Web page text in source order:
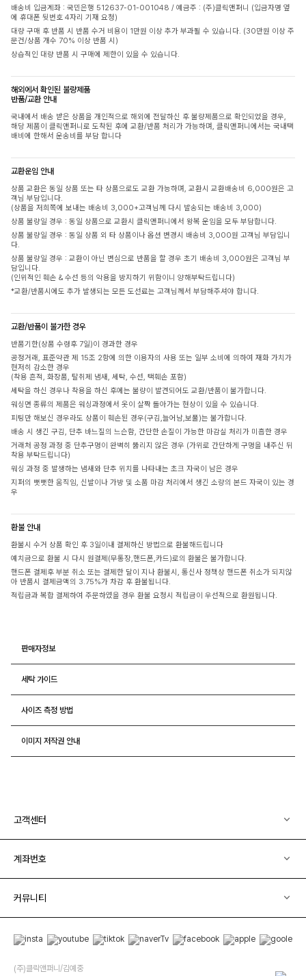
배송비 입금계좌 : 국민은행 512637-01-001048 / 예금주 : (주)클릭앤퍼니 (입금자명 옆
에 휴대폰 뒷번호 4자리 기재 요청)
대량 구매 후 반품 시 반품 수거 비용이 1만원 이상 추가 부과될 수 있습니다. (30만원 이상 주
문건/상품 개수 70% 이상 반품 시)
상습적인 대량 반품 시 구매에 제한이 있을 수 있습니다.
해외에서 확인된 불량제품
반품/교환 안내
국내에서 배송 받은 상품을 개인적으로 해외에 전달하신 후 불량제품으로 확인되었을 경우,
해당 제품이 클릭앤퍼니로 도착된 후에 교환/반품 처리가 가능하며, 클릭앤퍼니에서는 국내택
배비에 한해서 운송비를 부담 합니다
교환운임 안내
상품 교환은 동일 상품 또는 타 상품으로도 교환 가능하며, 교환시 교환배송비 6,000원은 고
객님 부담입니다.
(상품을 저희쪽에 보내는 배송비 3,000+고객님께 다시 발송되는 배송비 3,000)
상품 불량일 경우 : 동일 상품으로 교환시 클릭앤퍼니에서 왕복 운임을 모두 부담합니다.
상품 불량일 경우 : 동일 상품 외 타 상품이나 옵션 변경시 배송비 3,000원 고객님 부담입니
다.
상품 불량일 경우 : 교환이 아닌 변심으로 반품을 할 경우 초기 배송비 3,000원은 고객님 부
담입니다.
(인위적인 훼손 & 수선 등의 악용을 방지하기 위함이니 양해부탁드립니다)
*교환/반품시에도 추가 발생되는 모든 도선료는 고객님께서 부담해주셔야 합니다.
교환/반품이 불가한 경우
반품기한(상품 수령후 7일)이 경과한 경우
공정거래, 표준약관 제 15조 2항에 의한 이용자의 사용 또는 일부 소비에 의하여 재화 가치가
현저히 감소한 경우
(착용 흔적, 화장품, 탈취제 냄새, 세탁, 수선, 택훼손 포함)
세탁을 하신 경우나 착용을 하신 후에는 불량이 발견되어도 교환/반품이 불가합니다.
워싱면 종류의 제품은 워싱과정에서 옷이 살짝 돌아가는 현상이 있을 수 있습니다.
피팅만 해보신 경우라도 상품이 훼손된 경우(구김,늘어남,보풀)는 불가합니다.
배송 시 생긴 구김, 단추 바느질의 느슨함, 간단한 손질이 가능한 마감실 처리가 미흡한 경우
거래처 공정 과정 중 단추구멍이 완벽히 뚫리지 않은 경우 (가위로 간단하게 구멍을 내주신 뒤
착용 부탁드립니다)
워싱 과정 중 발생하는 냄새와 단추 위치를 나타내는 초크 자국이 남은 경우
지퍼의 뻣뻣한 움직임, 신발이나 가방 및 소품 마감 처리에서 생긴 소량의 본드 자국이 있는 경
우
환불 안내
환불시 수거 상품 확인 후 3일이내 결제하신 방법으로 환불해드립니다
예치금으로 환불 시 다시 원결제(무통장,핸드폰,카드)로의 환불은 불가합니다.
핸드폰 결제후 부분 취소 또는 결제한 달이 지나 환불시, 통신사 정책상 핸드폰 취소가 되지않
아 반품시 결제금액의 3.75%가 차감 후 환불됩니다.
적립금과 복합 결제하여 주문하였을 경우 환불 요청시 적립금이 우선적으로 환원됩니다.
판매자정보
세탁 가이드
사이즈 측정 방법
이미지 저작권 안내
고객센터
계좌번호
커뮤니티
(주)클릭앤퍼니/김예중